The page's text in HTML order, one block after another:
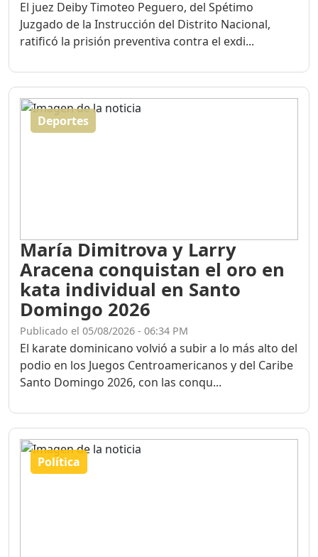
El juez Deiby Timoteo Peguero, del Spétimo
Juzgado de la Instrucción del Distrito Nacional,
ratificó la prisión preventiva contra el exdi...
Deportes
María Dimitrova y Larry
Aracena conquistan el oro en
kata individual en Santo
Domingo 2026
Publicado el 05/08/2026 - 06:34 PM
El karate dominicano volvió a subir a lo más alto del
podio en los Juegos Centroamericanos y del Caribe
Santo Domingo 2026, con las conqu...
Política